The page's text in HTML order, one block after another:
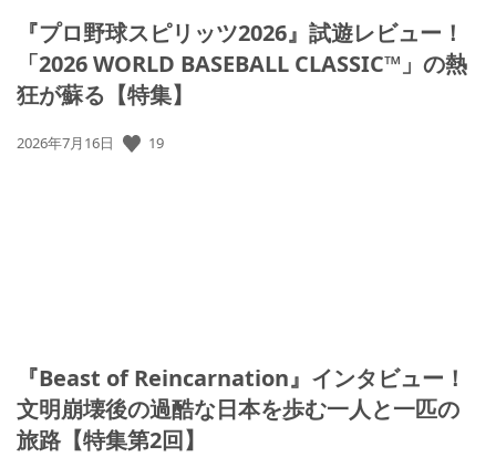
『プロ野球スピリッツ2026』試遊レビュー！
「2026 WORLD BASEBALL CLASSIC™」の熱
狂が蘇る【特集】
公
2026年7月16日 19
『Beast of Reincarnation』インタビュー！
文明崩壊後の過酷な日本を歩む一人と一匹の
旅路【特集第2回】